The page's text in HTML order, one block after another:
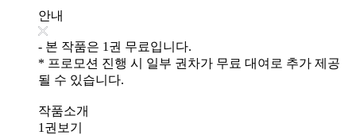
안내
- 본 작품은 1권 무료입니다.
* 프로모션 진행 시 일부 권차가 무료 대여로 추가 제공
될 수 있습니다.
작품소개
1권보기